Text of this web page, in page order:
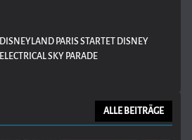
DISNEYLAND PARIS STARTET DISNEY
ELECTRICAL SKY PARADE
ALLE BEITRÄGE